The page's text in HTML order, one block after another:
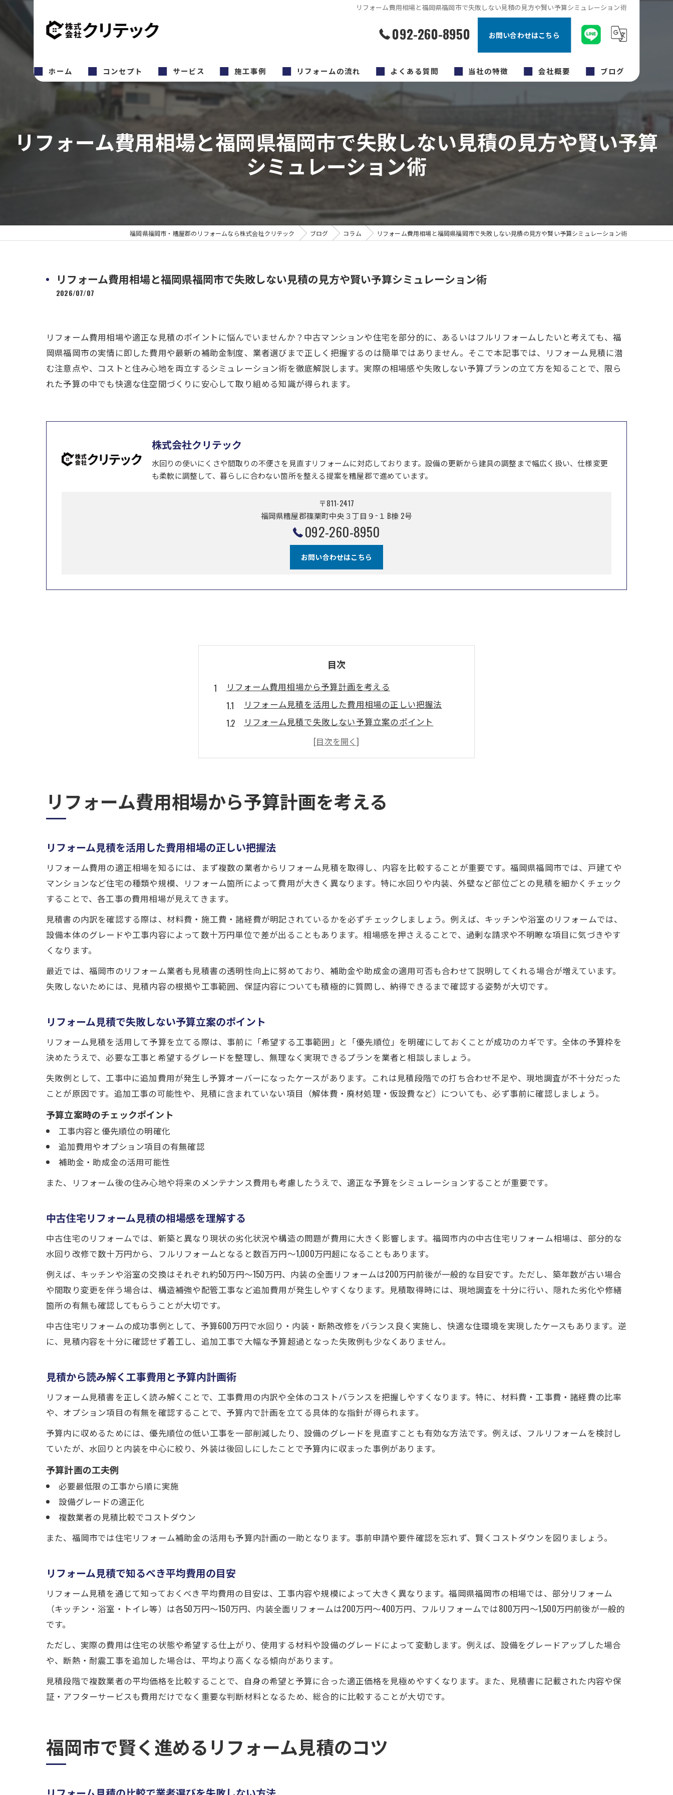
リフォーム費用相場と福岡県福岡市で失敗しない見積の見方や賢い予算シミュレーション術
092-260-8950 お問い合わせはこちら
ホーム コンセプト サービス 施工事例 リフォームの流れ よくある質問 当社の特徴
キッチン
原状回復工事
福岡市のリフォーム
会社概要 ブログ
コラム
リフォーム費用相場と福岡県福岡市で失敗しない見積の見方や賢い予算
シミュレーション術
福岡県福岡市・糟屋郡のリフォームなら株式会社クリテック ブログ コラム リフォーム費用相場と福岡県福岡市で失敗しない見積の見方や賢い予算シミュレーション術
リフォーム費用相場と福岡県福岡市で失敗しない見積の見方や賢い予算シミュレーション術
2026/07/07
リフォーム費用相場や適正な見積のポイントに悩んでいませんか？中古マンションや住宅を部分的に、あるいはフルリフォームしたいと考えても、福
岡県福岡市の実情に即した費用や最新の補助金制度、業者選びまで正しく把握するのは簡単ではありません。そこで本記事では、リフォーム見積に潜
む注意点や、コストと住み心地を両立するシミュレーション術を徹底解説します。実際の相場感や失敗しない予算プランの立て方を知ることで、限ら
れた予算の中でも快適な住空間づくりに安心して取り組める知識が得られます。
株式会社クリテック
水回りの使いにくさや間取りの不便さを見直すリフォームに対応しております。設備の更新から建具の調整まで幅広く扱い、仕様変更
も柔軟に調整して、暮らしに合わない箇所を整える提案を糟屋郡で進めています。
〒811-2417
福岡県糟屋郡篠栗町中央３丁目９−１ B棟 2号
092-260-8950
お問い合わせはこちら
目次
リフォーム費用相場から予算計画を考える
リフォーム見積を活用した費用相場の正しい把握法
リフォーム見積で失敗しない予算立案のポイント
中古住宅リフォーム見積の相場感を理解する
見積から読み解く工事費用と予算内計画術
福岡市で賢く進めるリフォーム見積のコツ
リフォーム見積の比較で業者選びを失敗しない方法
見積内容の違いを理解して賢く交渉するコツ
リフォーム見積で補助金活用のチャンスを探す
福岡市の相場と見積比較で費用を抑える工夫
見積を通じた費用の適正チェック方法
リフォーム見積で適正価格を見極めるポイント
見積書の内訳から費用の妥当性をチェックする
費用項目ごとのリフォーム見積チェックリスト
リフォーム見積の疑問点を質問し納得する方法
リフォーム見積を使った現実的な費用シミュレーション
予算内で叶えるリフォーム見積の活用術
リフォーム見積を基に費用項目の優先順位を決定
見積から始めるコストダウンと住み心地の両立法
リフォーム見積を用いた将来コストの見通し方
リフォーム見積書の曖昧表現に注意する
理想の住空間へ導く費用見直しポイント
見積比較で理想の住空間とコストの両立を図る
見積の再検討で期待以上の仕上がりを実現
リフォーム費用相場から予算計画を考える
リフォーム見積を活用した費用相場の正しい把握法
リフォーム費用の適正相場を知るには、まず複数の業者からリフォーム見積を取得し、内容を比較することが重要です。福岡県福岡市では、戸建てや
マンションなど住宅の種類や規模、リフォーム箇所によって費用が大きく異なります。特に水回りや内装、外壁など部位ごとの見積を細かくチェック
することで、各工事の費用相場が見えてきます。
見積書の内訳を確認する際は、材料費・施工費・諸経費が明記されているかを必ずチェックしましょう。例えば、キッチンや浴室のリフォームでは、
設備本体のグレードや工事内容によって数十万円単位で差が出ることもあります。相場感を押さえることで、過剰な請求や不明瞭な項目に気づきやす
くなります。
最近では、福岡市のリフォーム業者も見積書の透明性向上に努めており、補助金や助成金の適用可否も合わせて説明してくれる場合が増えています。
失敗しないためには、見積内容の根拠や工事範囲、保証内容についても積極的に質問し、納得できるまで確認する姿勢が大切です。
リフォーム見積で失敗しない予算立案のポイント
リフォーム見積を活用して予算を立てる際は、事前に「希望する工事範囲」と「優先順位」を明確にしておくことが成功のカギです。全体の予算枠を
決めたうえで、必要な工事と希望するグレードを整理し、無理なく実現できるプランを業者と相談しましょう。
失敗例として、工事中に追加費用が発生し予算オーバーになったケースがあります。これは見積段階での打ち合わせ不足や、現地調査が不十分だった
ことが原因です。追加工事の可能性や、見積に含まれていない項目（解体費・廃材処理・仮設費など）についても、必ず事前に確認しましょう。
予算立案時のチェックポイント
工事内容と優先順位の明確化
追加費用やオプション項目の有無確認
補助金・助成金の活用可能性
また、リフォーム後の住み心地や将来のメンテナンス費用も考慮したうえで、適正な予算をシミュレーションすることが重要です。
中古住宅リフォーム見積の相場感を理解する
中古住宅のリフォームでは、新築と異なり現状の劣化状況や構造の問題が費用に大きく影響します。福岡市内の中古住宅リフォーム相場は、部分的な
水回り改修で数十万円から、フルリフォームとなると数百万円～1,000万円超になることもあります。
例えば、キッチンや浴室の交換はそれぞれ約50万円～150万円、内装の全面リフォームは200万円前後が一般的な目安です。ただし、築年数が古い場合
や間取り変更を伴う場合は、構造補強や配管工事など追加費用が発生しやすくなります。見積取得時には、現地調査を十分に行い、隠れた劣化や修繕
箇所の有無も確認してもらうことが大切です。
中古住宅リフォームの成功事例として、予算600万円で水回り・内装・断熱改修をバランス良く実施し、快適な住環境を実現したケースもあります。逆
に、見積内容を十分に確認せず着工し、追加工事で大幅な予算超過となった失敗例も少なくありません。
見積から読み解く工事費用と予算内計画術
リフォーム見積書を正しく読み解くことで、工事費用の内訳や全体のコストバランスを把握しやすくなります。特に、材料費・工事費・諸経費の比率
や、オプション項目の有無を確認することで、予算内で計画を立てる具体的な指針が得られます。
予算内に収めるためには、優先順位の低い工事を一部削減したり、設備のグレードを見直すことも有効な方法です。例えば、フルリフォームを検討し
ていたが、水回りと内装を中心に絞り、外装は後回しにしたことで予算内に収まった事例があります。
予算計画の工夫例
必要最低限の工事から順に実施
設備グレードの適正化
複数業者の見積比較でコストダウン
また、福岡市では住宅リフォーム補助金の活用も予算内計画の一助となります。事前申請や要件確認を忘れず、賢くコストダウンを図りましょう。
リフォーム見積で知るべき平均費用の目安
リフォーム見積を通じて知っておくべき平均費用の目安は、工事内容や規模によって大きく異なります。福岡県福岡市の相場では、部分リフォーム
（キッチン・浴室・トイレ等）は各50万円～150万円、内装全面リフォームは200万円～400万円、フルリフォームでは800万円～1,500万円前後が一般的
です。
ただし、実際の費用は住宅の状態や希望する仕上がり、使用する材料や設備のグレードによって変動します。例えば、設備をグレードアップした場合
や、断熱・耐震工事を追加した場合は、平均より高くなる傾向があります。
見積段階で複数業者の平均価格を比較することで、自身の希望と予算に合った適正価格を見極めやすくなります。また、見積書に記載された内容や保
証・アフターサービスも費用だけでなく重要な判断材料となるため、総合的に比較することが大切です。
福岡市で賢く進めるリフォーム見積のコツ
お問い合わせはこちら
お問い合わせはこちら